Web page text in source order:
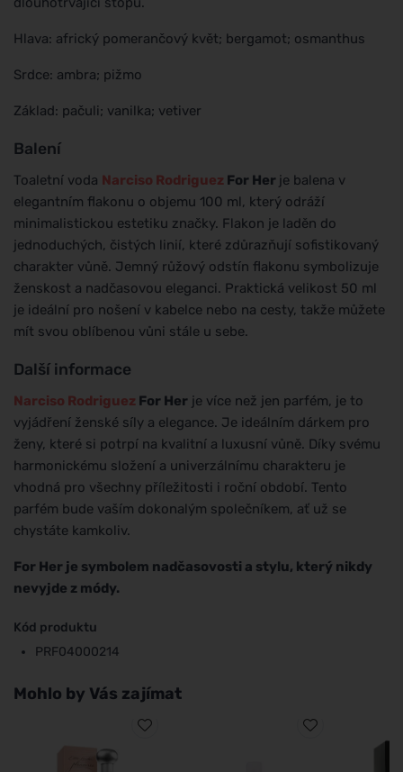
Hlava: africký pomerančový květ; bergamot; osmanthus
Srdce: ambra; pižmo
Základ: pačuli; vanilka; vetiver
Balení
Toaletní voda Narciso Rodriguez For Her je balena v
elegantním flakonu o objemu 100 ml, který odráží
minimalistickou estetiku značky. Flakon je laděn do
jednoduchých, čistých linií, které zdůrazňují sofistikovaný
charakter vůně. Jemný růžový odstín flakonu symbolizuje
ženskost a nadčasovou eleganci. Praktická velikost 50 ml
je ideální pro nošení v kabelce nebo na cesty, takže můžete
mít svou oblíbenou vůni stále u sebe.
Další informace
Narciso Rodriguez For Her je více než jen parfém, je to
vyjádření ženské síly a elegance. Je ideálním dárkem pro
ženy, které si potrpí na kvalitní a luxusní vůně. Díky svému
harmonickému složení a univerzálnímu charakteru je
vhodná pro všechny příležitosti i roční období. Tento
parfém bude vaším dokonalým společníkem, ať už se
chystáte kamkoliv.
For Her je symbolem nadčasovosti a stylu, který nikdy
nevyjde z módy.
Kód produktu
PRF04000214
Mohlo by Vás zajímat